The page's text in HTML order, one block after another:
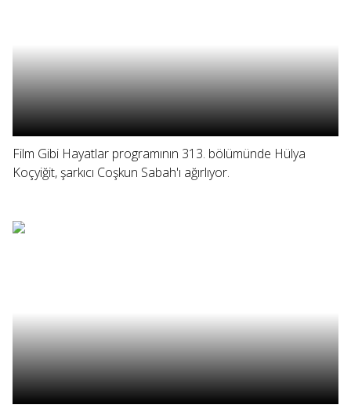
Film Gibi Hayatlar programının 313. bölümünde Hülya
Koçyiğit, şarkıcı Coşkun Sabah'ı ağırlıyor.